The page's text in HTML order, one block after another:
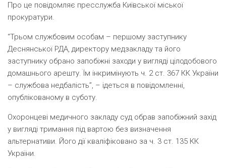
Про це повідомляє пресслужба Київської міської
прокуратури.
“Трьом службовим особам – першому заступнику
Деснянської РДА, директору медзакладу та його
заступнику обрано запобіжні заходи у вигляді цілодобового
домашнього арешту. Їм інкримінують ч. 2 ст. 367 КК України
– службова недбалість”, – ідеться в повідомленні,
опублікованому в суботу.
Охоронцеві медичного закладу суд обрав запобіжний захід
у вигляді тримання під вартою без визначення
альтернативи. Його дії кваліфіковано за ч. 3 ст. 135 КК
України.